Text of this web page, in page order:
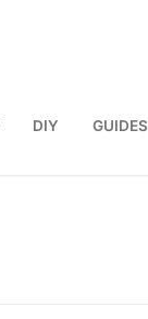
DIY GUIDES